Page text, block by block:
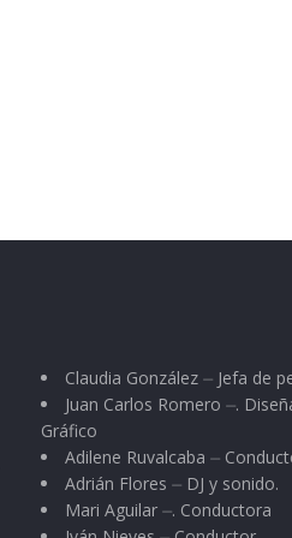
Claudia González ⏤ Jefa de
Juan Carlos Romero ⏤.
Gráfico
Adilene Ruvalcaba ⏤
Adrián Flores ⏤ DJ y sonido.
Mari Aguilar ⏤. Conductora